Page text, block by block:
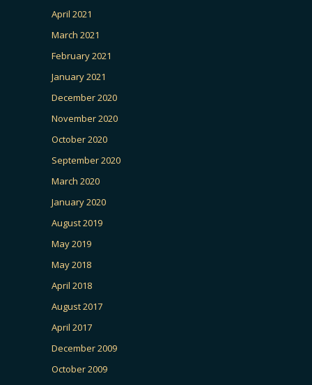
April 2021
March 2021
February 2021
January 2021
December 2020
November 2020
October 2020
September 2020
March 2020
January 2020
August 2019
May 2019
May 2018
April 2018
August 2017
April 2017
December 2009
October 2009